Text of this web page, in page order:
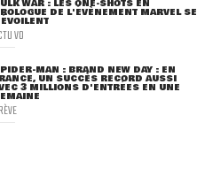
WAR : LES ONE-SHOTS EN
DE L'ÉVÈNEMENT MARVEL SE
VO
MAN : BRAND NEW DAY : EN
UN SUCCÈS RECORD AUSSI
3 MILLIONS D'ENTRÉES EN UNE